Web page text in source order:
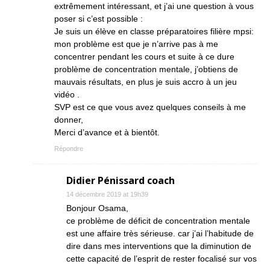
extrêmement intéressant, et j’ai une question à vous
poser si c’est possible :
Je suis un élève en classe préparatoires filière mpsi:
mon problème est que je n’arrive pas à me
concentrer pendant les cours et suite à ce dure
problème de concentration mentale, j’obtiens de
mauvais résultats, en plus je suis accro à un jeu
vidéo .
SVP est ce que vous avez quelques conseils à me
donner,
Merci d’avance et à bientôt.
Répondre
Didier Pénissard coach
14 décembre 2019 at 19h39
Bonjour Osama,
ce problème de déficit de concentration mentale
est une affaire très sérieuse. car j’ai l’habitude de
dire dans mes interventions que la diminution de
cette capacité de l’esprit de rester focalisé sur vos